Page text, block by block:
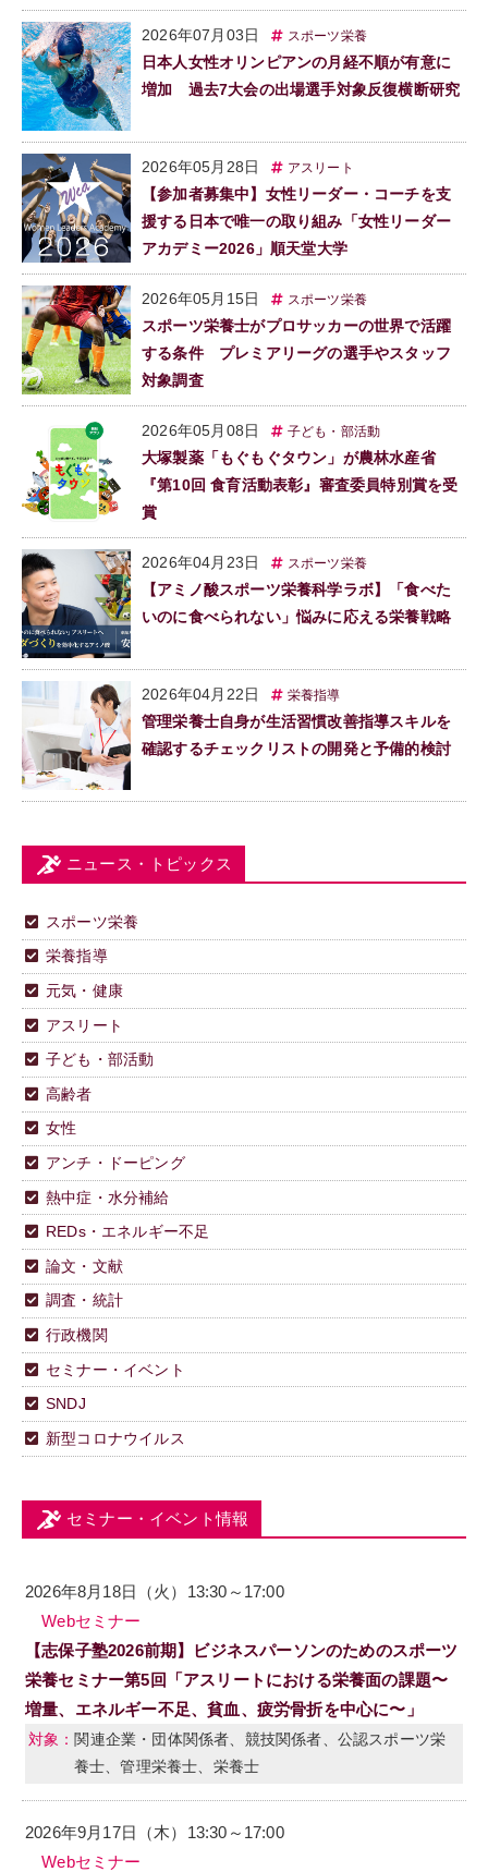
2026年07月03日 スポーツ栄養
日本人女性オリンピアンの月経不順が有意に
増加 過去7大会の出場選手対象反復横断研究
2026年05月28日 アスリート
【参加者募集中】女性リーダー・コーチを支
援する日本で唯一の取り組み「女性リーダー
アカデミー2026」順天堂大学
2026年05月15日 スポーツ栄養
スポーツ栄養士がプロサッカーの世界で活躍
する条件 プレミアリーグの選手やスタッフ
対象調査
2026年05月08日 子ども・部活動
大塚製薬「もぐもぐタウン」が農林水産省
『第10回 食育活動表彰』審査委員特別賞を受
賞
2026年04月23日 スポーツ栄養
【アミノ酸スポーツ栄養科学ラボ】「食べた
いのに食べられない」悩みに応える栄養戦略
2026年04月22日 栄養指導
管理栄養士自身が生活習慣改善指導スキルを
確認するチェックリストの開発と予備的検討
ニュース・トピックス
スポーツ栄養
栄養指導
元気・健康
アスリート
子ども・部活動
高齢者
女性
アンチ・ドーピング
熱中症・水分補給
REDs・エネルギー不足
論文・文献
調査・統計
行政機関
セミナー・イベント
SNDJ
新型コロナウイルス
セミナー・イベント情報
2026年8月18日（火）13:30～17:00
Webセミナー
【志保子塾2026前期】ビジネスパーソンのためのスポーツ
栄養セミナー第5回「アスリートにおける栄養面の課題〜
増量、エネルギー不足、貧血、疲労骨折を中心に〜」
関連企業・団体関係者、競技関係者、公認スポーツ栄
養士、管理栄養士、栄養士
2026年9月17日（木）13:30～17:00
Webセミナー